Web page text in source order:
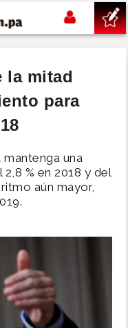
la mitad
para
una
% en 2018 y del
aún mayor,